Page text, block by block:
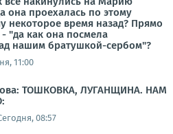
она проехалась по этому
некоторое время назад? Прямо
"да как она посмела
нашим братушкой-сербом"?
11:00
ТОШКОВКА, ЛУГАНЩИНА. НАМ
08:57